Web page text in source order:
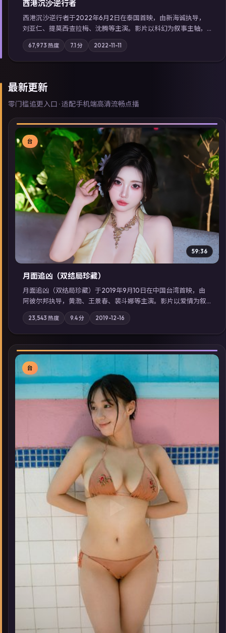
西港沉沙·逆行者
西港沉沙·逆行者于2022年6月2日在泰国首映，由新海诚执导，
刘亚仁、提莫西·查拉梅、沈腾等主演。影片以科幻为叙事主轴，
失踪人口档案牵出跨国灰色产业链；摄影与配乐强化地域气质；
站内亦可通过「国产免费观看高清电视剧在线看」延展检索同类
型高分佳作，畅享高清在线追剧体验。
67,973 热度 7.1分 2022-11-11
最新更新
零门槛追更入口 · 适配手机端高清流畅点播
▶
台
59:36
月面追凶（双结局珍藏）
月面追凶（双结局珍藏）于2019年9月10日在中国台湾首映，由
阿彼尔邦执导，黄渤、王景春、裴斗娜等主演。影片以爱情为叙
事主轴，两代人的执念在暴风雨夜正面相撞；摄影与配乐强化地
域气质；站内亦可通过「国产免费观看高清电视剧在线看」延展
检索同类型高分佳作，畅享高清在线追剧体验。
23,543 热度 9.4分 2019-12-16
▶
台